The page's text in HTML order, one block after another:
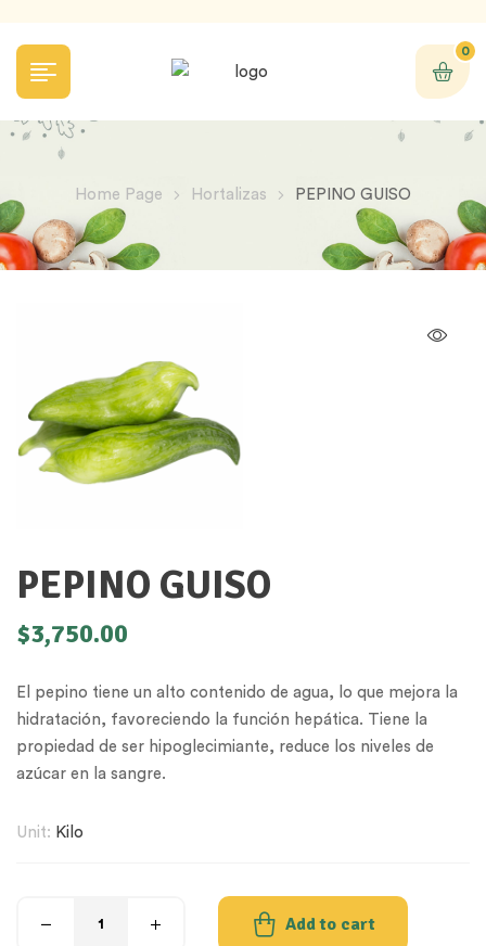
0
Home Page Hortalizas PEPINO GUISO
PEPINO GUISO
$3,750.00
El pepino tiene un alto contenido de agua, lo que mejora la
hidratación, favoreciendo la función hepática. Tiene la
propiedad de ser hipoglecimiante, reduce los niveles de
azúcar en la sangre.
Unit: Kilo
Add to cart